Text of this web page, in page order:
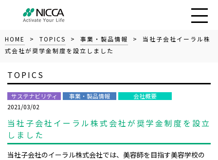
HOME > TOPICS > 事業・製品情報
> 当社子会社イーラル株
式会社が奨学金制度を設立しました
TOPICS
サステナビリティ 事業・製品情報
会社概要
2021/03/02
当社子会社イーラル株式会社が奨学金制度を設立
しました
当社子会社のイーラル株式会社では、美容師を目指す美容学校の